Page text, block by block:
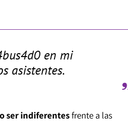
en mi
asistentes.
ser indiferentesfrente a las